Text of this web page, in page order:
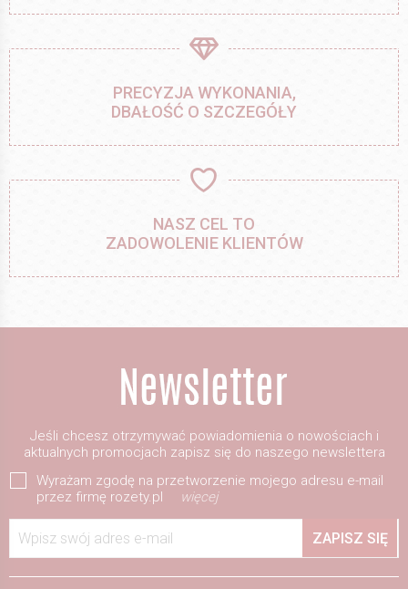
PRECYZJA WYKONANIA,
DBAŁOŚĆ O SZCZEGÓŁY
NASZ CEL TO
ZADOWOLENIE KLIENTÓW
Jeśli chcesz otrzymywać powiadomienia o nowościach i
aktualnych promocjach zapisz się do naszego newslettera
Wyrażam zgodę na przetworzenie mojego adresu e-mail
przez firmę rozety.pl
więcej
Wpisz swój adres e-mail ZAPISZ SIĘ